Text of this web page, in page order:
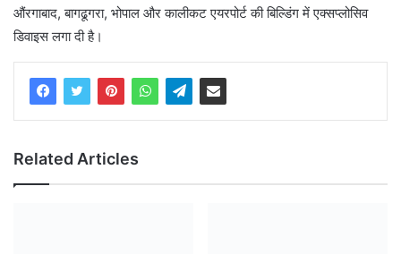
औंरगाबाद, बागढूगरा, भोपाल और कालीकट एयरपोर्ट की बिल्डिंग में एक्सप्लोसिव
डिवाइस लगा दी है।
Related Articles